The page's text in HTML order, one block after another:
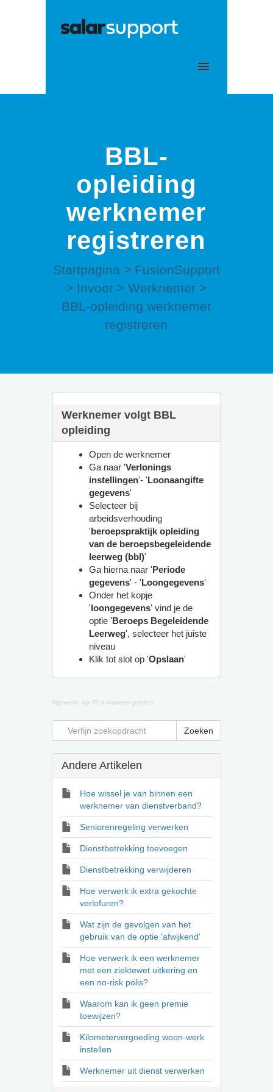
BBL-
opleiding
werknemer
registreren
Startpagina > FusionSupport
> Invoer > Werknemer >
BBL-opleiding werknemer
registreren
Werknemer volgt BBL
opleiding
Open de werknemer
Ga naar 'Verlonings
instellingen'- 'Loonaangifte
gegevens'
Selecteer bij
arbeidsverhouding
'beroepspraktijk opleiding
van de beroepsbegeleidende
leerweg (bbl)'
Ga hierna naar 'Periode
gegevens' - 'Loongegevens'
Onder het kopje
'loongegevens' vind je de
optie 'Beroeps Begeleidende
Leerweg', selecteer het juiste
niveau
Klik tot slot op 'Opslaan'
Bijgewerkt: Apr 03 (4 maanden geleden)
Andere Artikelen
Hoe wissel je van binnen een
werknemer van dienstverband?
Seniorenregeling verwerken
Dienstbetrekking toevoegen
Dienstbetrekking verwijderen
Hoe verwerk ik extra gekochte
verlofuren?
Wat zijn de gevolgen van het
gebruik van de optie 'afwijkend'
Hoe verwerk ik een werknemer
met een ziektewet uitkering en
een no-risk polis?
Waarom kan ik geen premie
toewijzen?
Kilometervergoeding woon-werk
instellen
Werknemer uit dienst verwerken